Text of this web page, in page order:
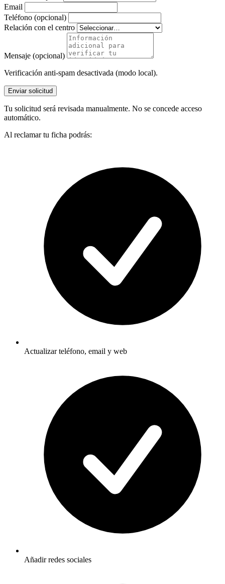
Email
Teléfono (opcional)
Relación con el centro
Mensaje (opcional)
Verificación anti-spam desactivada (modo local).
Enviar solicitud
Tu solicitud será revisada manualmente. No se concede acceso
automático.
Al reclamar tu ficha podrás:
Actualizar teléfono, email y web
Añadir redes sociales